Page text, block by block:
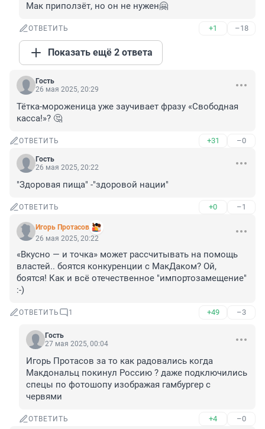
Мак приползёт, но он не нужен🤗
ОТВЕТИТЬ +1 –18
Показать ещё 2 ответа
Гость
26 мая 2025, 20:29
Тётка-мороженица уже заучивает фразу «Свободная
касса!»? 🤔
ОТВЕТИТЬ +31 –0
Гость
26 мая 2025, 20:22
"Здоровая пища" -"здоровой нации"
ОТВЕТИТЬ +0 –1
Игорь Протасов
26 мая 2025, 20:22
«Вкусно — и точка» может рассчитывать на помощь
властей.. боятся конкуренции с МакДаком? Ой,
боятся! Как и всё отечественное "импортозамещение"
:-)
ОТВЕТИТЬ 1 +49 –3
Гость
27 мая 2025, 00:04
Игорь Протасов за то как радовались когда
Макдональц покинул Россию ? даже подключились
спецы по фотошопу изображая гамбургер с
червями
ОТВЕТИТЬ +4 –0